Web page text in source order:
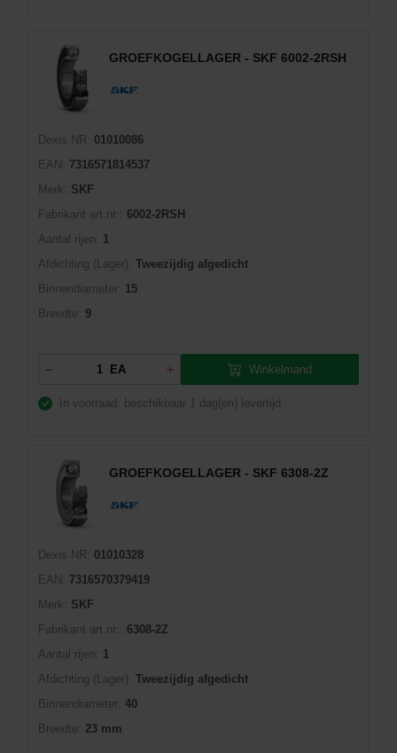
GROEFKOGELLAGER - SKF 6002-2RSH
Dexis NR:
01010086
EAN:
7316571814537
Merk:
SKF
Fabrikant art.nr::
6002-2RSH
Aantal rijen:
1
Afdichting (Lager): Tweezijdig afgedicht
Binnendiameter: 15
Breedte:
9
EA Winkelmand
In voorraad: beschikbaar 1 dag(en) levertijd
GROEFKOGELLAGER - SKF 6308-2Z
Dexis NR:
01010328
EAN:
7316570379419
Merk:
SKF
Fabrikant art.nr::
6308-2Z
Aantal rijen:
1
Afdichting (Lager): Tweezijdig afgedicht
Binnendiameter: 40
Breedte: 23 mm